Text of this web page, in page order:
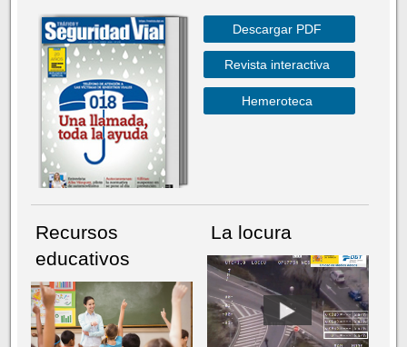
Descargar PDF
Revista interactiva
Hemeroteca
Recursos
educativos
La locura